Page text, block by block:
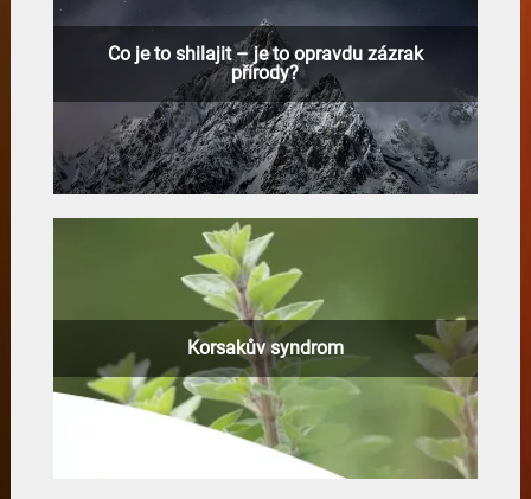
Co je to shilajit – je to opravdu zázrak
přírody?
Korsakův syndrom